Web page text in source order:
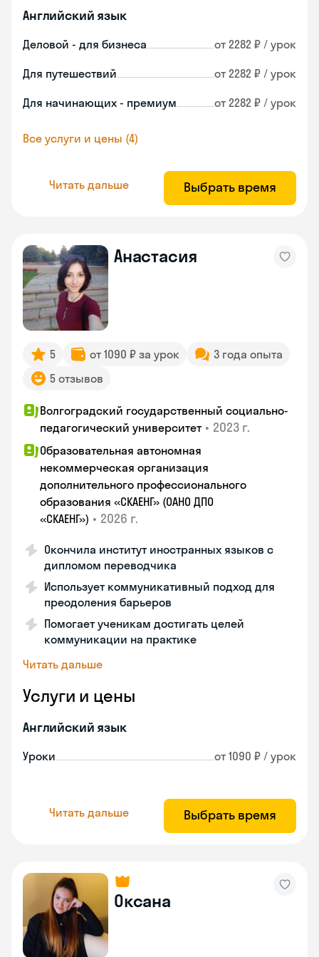
Английский язык
Деловой - для бизнеса от 2282 ₽ / урок
Для путешествий от 2282 ₽ / урок
Для начинающих - премиум от 2282 ₽ / урок
Все услуги и цены (4)
Читать дальше Выбрать время
Анастасия
5 от 1090 ₽ за урок
3 года опыта
5 отзывов
Волгоградский государственный социально-
педагогический университет • 2023 г.
Образовательная автономная
некоммерческая организация
дополнительного профессионального
образования «СКАЕНГ» (ОАНО ДПО
«СКАЕНГ») • 2026 г.
Окончила институт иностранных языков с
дипломом переводчика
Использует коммуникативный подход для
преодоления барьеров
Помогает ученикам достигать целей
коммуникации на практике
Читать дальше
Услуги и цены
Английский язык
Уроки от 1090 ₽ / урок
Читать дальше Выбрать время
Оксана